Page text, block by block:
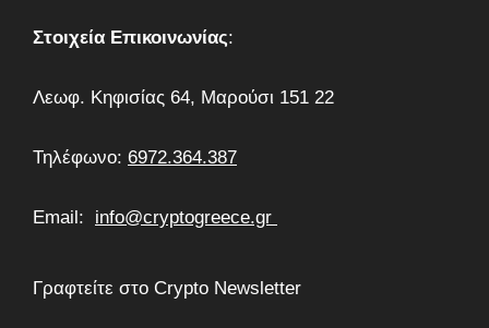
Στοιχεία Επικοινωνίας:
Λεωφ. Κηφισίας 64, Μαρούσι 151 22
Τηλέφωνο: 6972.364.387
Email: info@cryptogreece.gr
Γραφτείτε στο Crypto Newsletter